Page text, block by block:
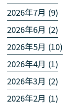
2026年7月 (9)
2026年6月 (2)
2026年5月 (10)
2026年4月 (1)
2026年3月 (2)
2026年2月 (1)